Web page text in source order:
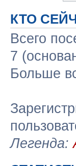
КТО
Всего
7
Больше
Легенда: